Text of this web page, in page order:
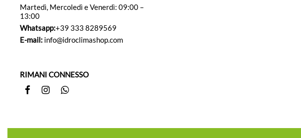
Martedì, Mercoledì e Venerdì: 09:00 –
13:00
Whatsapp:+39 333 8289569
E-mail: info@idroclimashop.com
RIMANI CONNESSO
FacebookInstagramWhatsapp